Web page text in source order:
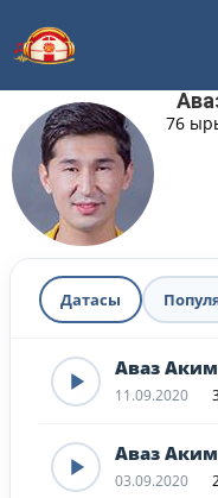
76
Датасы
Аваз
11.09.2020
Аваз
03.09.2020